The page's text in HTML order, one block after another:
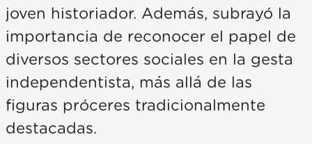
joven historiador. Además, subrayó la
importancia de reconocer el papel de
diversos sectores sociales en la gesta
independentista, más allá de las
figuras próceres tradicionalmente
destacadas.